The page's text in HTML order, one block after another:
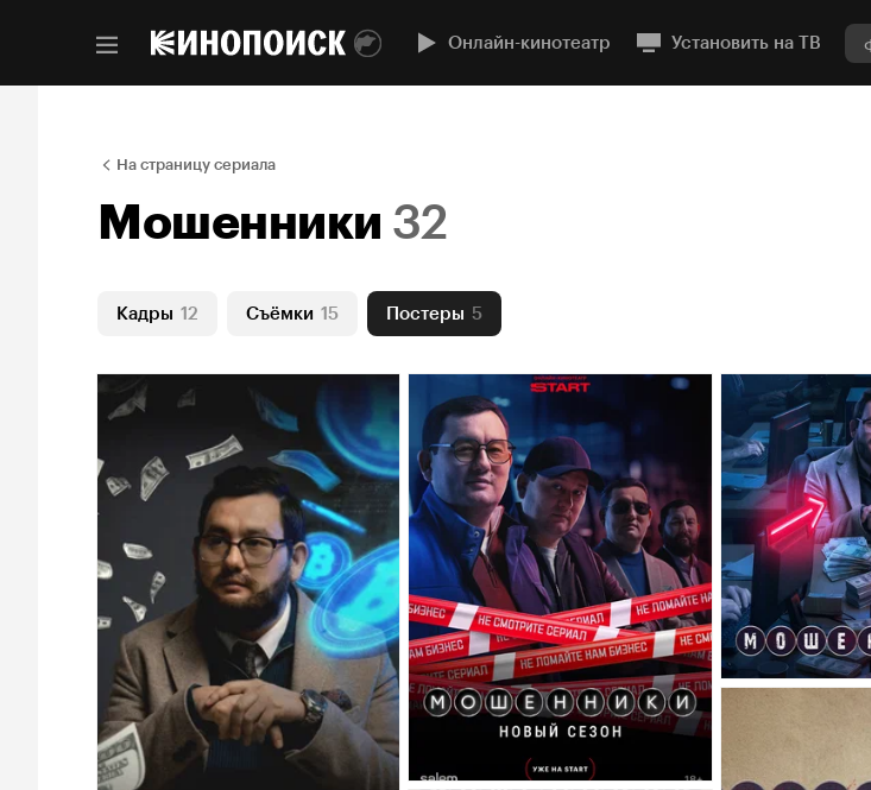
Онлайн-кинотеатр Установить на ТВ
На страницу сериала
Мошенники 32
Кадры 12 Съёмки 15 Постеры 5